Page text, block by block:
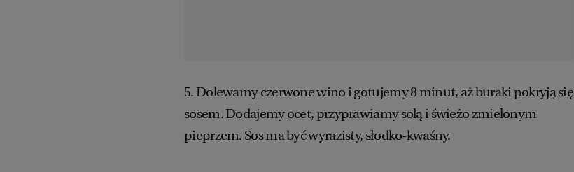
5. Dolewamy czerwone wino i gotujemy 8 minut, aż buraki pokryją się
sosem. Dodajemy ocet, przyprawiamy solą i świeżo zmielonym
pieprzem. Sos ma być wyrazisty, słodko-kwaśny.